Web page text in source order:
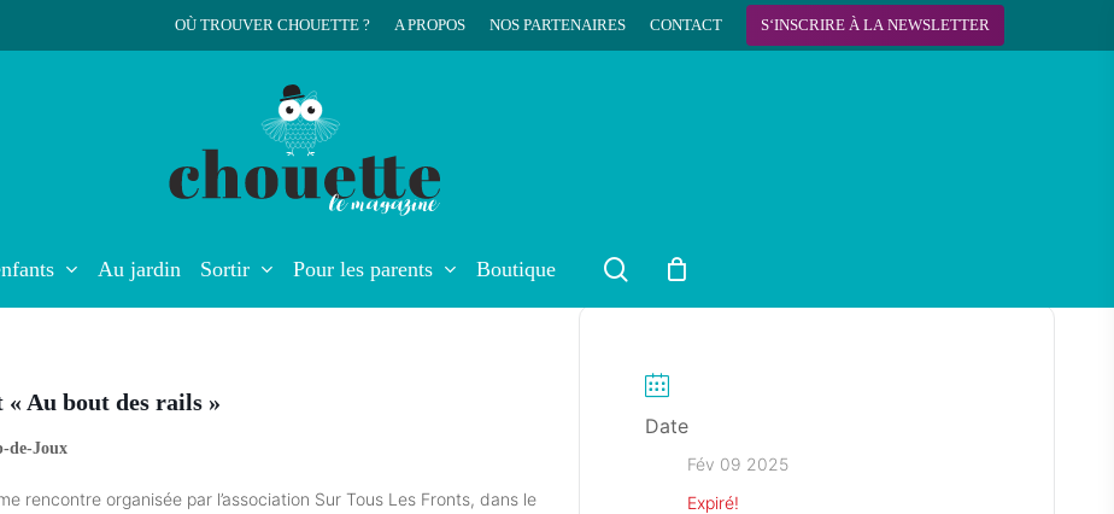
OÙ TROUVER CHOUETTE ? A PROPOS NOS PARTENAIRES CONTACT S‘INSCRIRE À LA NEWSLETTER
Au jardin Sortir Pour les parents Boutique search
« Au bout des rails »
de-Joux
rencontre organisée par l’association Sur Tous Les Fronts, dans le
Date
Fév 09 2025
Expiré!